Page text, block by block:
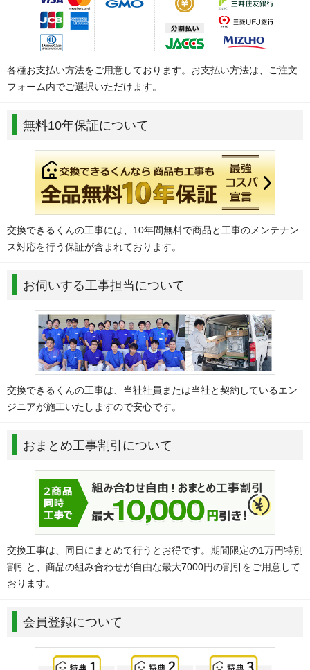
各種お支払い方法をご用意しております。お支払い方法は、ご注文
フォーム内でご選択いただけます。
無料10年保証について
交換できるくんの工事には、10年間無料で商品と工事のメンテナン
ス対応を行う保証が含まれております。
お伺いする工事担当について
交換できるくんの工事は、当社社員または当社と契約しているエン
ジニアが施工いたしますので安心です。
おまとめ工事割引について
交換工事は、同日にまとめて行うとお得です。期間限定の1万円特別
割引と、商品の組み合わせが自由な最大7000円の割引をご用意して
おります。
会員登録について